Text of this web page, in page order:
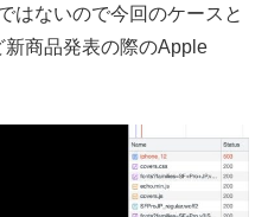
はないので今回のケースと
商品発表の際のApple